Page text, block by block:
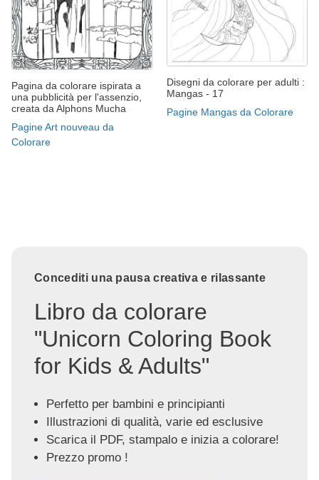
Pagina da colorare ispirata a
una pubblicità per l'assenzio,
creata da Alphons Mucha
Pagine Art nouveau da
Colorare
Disegni da colorare per adulti :
Mangas - 17
Pagine Mangas da Colorare
Concediti una pausa creativa e rilassante
Libro da colorare
"Unicorn Coloring Book
for Kids & Adults"
Perfetto per bambini e principianti
Illustrazioni di qualità, varie ed esclusive
Scarica il PDF, stampalo e inizia a colorare!
Prezzo promo !